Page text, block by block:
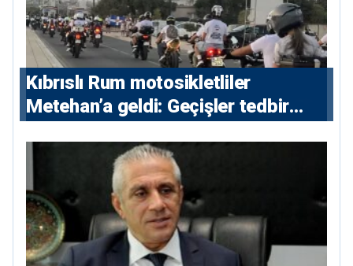
Kıbrıslı Rum motosikletliler
Metehan’a geldi: Geçişler tedbir